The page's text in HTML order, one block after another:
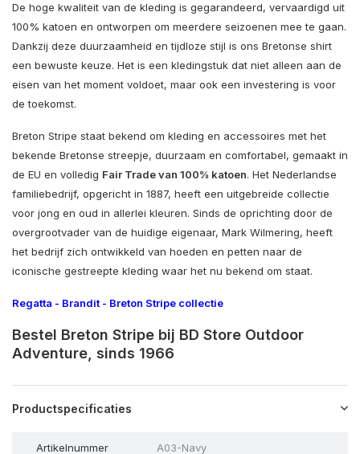
De hoge kwaliteit van de kleding is gegarandeerd, vervaardigd uit
100% katoen en ontworpen om meerdere seizoenen mee te gaan.
Dankzij deze duurzaamheid en tijdloze stijl is ons Bretonse shirt
een bewuste keuze. Het is een kledingstuk dat niet alleen aan de
eisen van het moment voldoet, maar ook een investering is voor
de toekomst.
Breton Stripe staat bekend om kleding en accessoires met het
bekende Bretonse streepje, duurzaam en comfortabel, gemaakt in
de EU en volledig Fair Trade van 100% katoen. Het Nederlandse
familiebedrijf, opgericht in 1887, heeft een uitgebreide collectie
voor jong en oud in allerlei kleuren. Sinds de oprichting door de
overgrootvader van de huidige eigenaar, Mark Wilmering, heeft
het bedrijf zich ontwikkeld van hoeden en petten naar de
iconische gestreepte kleding waar het nu bekend om staat.
Regatta - Brandit- Breton Stripe collectie
Bestel Breton Stripe bij BD Store Outdoor
Adventure, sinds 1966
Productspecificaties
Artikelnummer A03-Navy